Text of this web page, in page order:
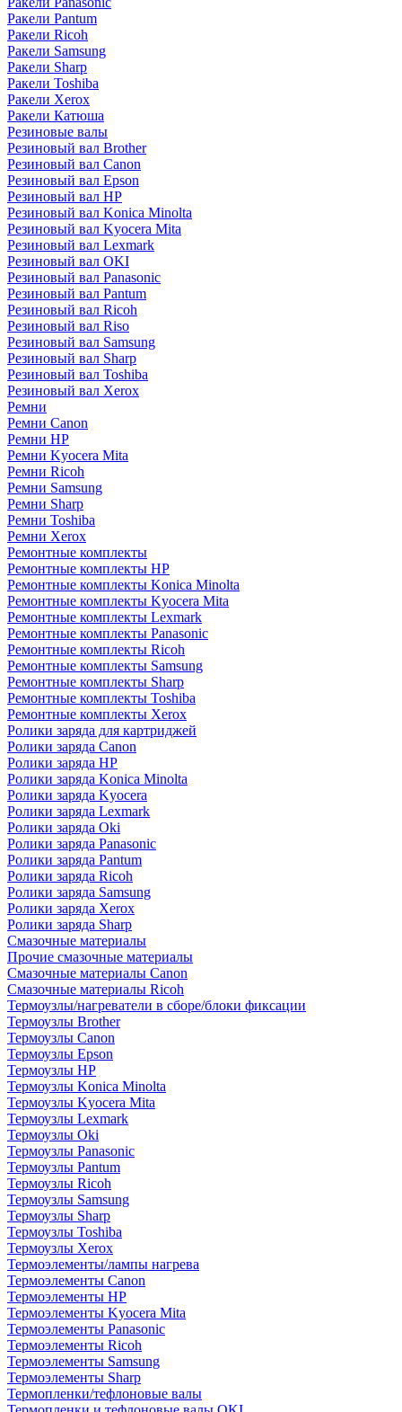
Ракели Pantum
Ракели Ricoh
Ракели Samsung
Ракели Sharp
Ракели Toshiba
Ракели Xerox
Ракели Катюша
Резиновые валы
Резиновый вал Brother
Резиновый вал Canon
Резиновый вал Epson
Резиновый вал HP
Резиновый вал Konica Minolta
Резиновый вал Kyocera Mita
Резиновый вал Lexmark
Резиновый вал OKI
Резиновый вал Panasonic
Резиновый вал Pantum
Резиновый вал Ricoh
Резиновый вал Riso
Резиновый вал Samsung
Резиновый вал Sharp
Резиновый вал Toshiba
Резиновый вал Xerox
Ремни
Ремни Canon
Ремни HP
Ремни Kyocera Mita
Ремни Ricoh
Ремни Samsung
Ремни Sharp
Ремни Toshiba
Ремни Xerox
Ремонтные комплекты
Ремонтные комплекты HP
Ремонтные комплекты Konica Minolta
Ремонтные комплекты Kyocera Mita
Ремонтные комплекты Lexmark
Ремонтные комплекты Panasonic
Ремонтные комплекты Ricoh
Ремонтные комплекты Samsung
Ремонтные комплекты Sharp
Ремонтные комплекты Toshiba
Ремонтные комплекты Xerox
Ролики заряда для картриджей
Ролики заряда Canon
Ролики заряда HP
Ролики заряда Konica Minolta
Ролики заряда Kyocera
Ролики заряда Lexmark
Ролики заряда Oki
Ролики заряда Panasonic
Ролики заряда Pantum
Ролики заряда Ricoh
Ролики заряда Samsung
Ролики заряда Xerox
Ролики заряда Sharp
Смазочные материалы
Прочие смазочные материалы
Смазочные материалы Canon
Смазочные материалы Ricoh
Термоузлы/нагреватели в сборе/блоки фиксации
Термоузлы Brother
Термоузлы Canon
Термоузлы Epson
Термоузлы HP
Термоузлы Konica Minolta
Термоузлы Kyocera Mita
Термоузлы Lexmark
Термоузлы Oki
Термоузлы Panasonic
Термоузлы Pantum
Термоузлы Ricoh
Термоузлы Samsung
Термоузлы Sharp
Термоузлы Toshiba
Термоузлы Xerox
Термоэлементы/лампы нагрева
Термоэлементы Canon
Термоэлементы HP
Термоэлементы Kyocera Mita
Термоэлементы Panasonic
Термоэлементы Ricoh
Термоэлементы Samsung
Термоэлементы Sharp
Термопленки/тефлоновые валы